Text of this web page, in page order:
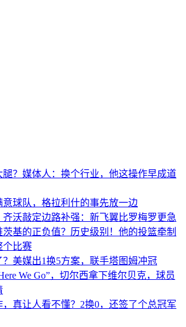
腿？媒体人：换个行业，他这操作早成道
意球队，格拉利什的事先放一边
齐沃敲定边路补强：新飞翼比罗梅罗更急
基的正负值？历史级别！他的投篮牵制
个比赛
？美媒出1换5方案，联手塔图姆冲冠
We Go”，切尔西拿下维尔贝克，球员
，真让人看不懂？2换0，还签了个总冠军